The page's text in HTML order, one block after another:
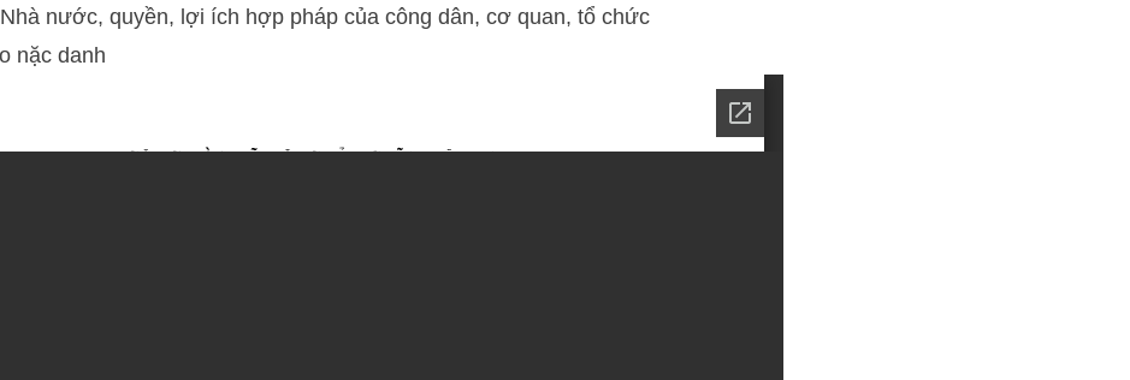
nước, quyền, lợi ích hợp pháp của công dân, cơ quan, tổ chức
nặc danh